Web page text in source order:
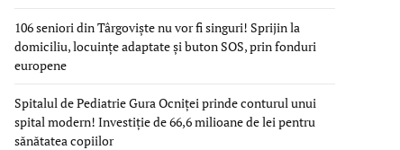
106 seniori din Târgoviște nu vor fi singuri! Sprijin la
domiciliu, locuințe adaptate și buton SOS, prin fonduri
europene
Spitalul de Pediatrie Gura Ocniței prinde conturul unui
spital modern! Investiție de 66,6 milioane de lei pentru
sănătatea copiilor